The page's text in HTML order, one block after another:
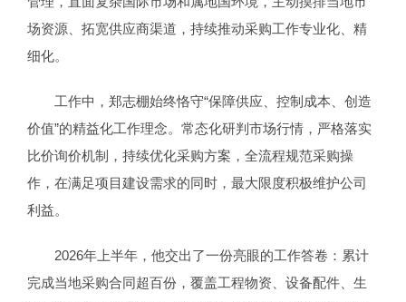
场资源、拓宽供应商渠道，持续推动采购工作专业化、精
细化。
工作中，郑志棚始终恪守“保障供应、控制成本、创造
价值”的精益化工作理念。常态化研判市场行情，严格落实
比价询价机制，持续优化采购方案，全流程规范采购操
作，在满足项目建设需求的同时，最大限度积极维护公司
利益。
2026年上半年，他交出了一份亮眼的工作答卷：累计
完成当地采购合同超百份，覆盖工程物资、设备配件、生